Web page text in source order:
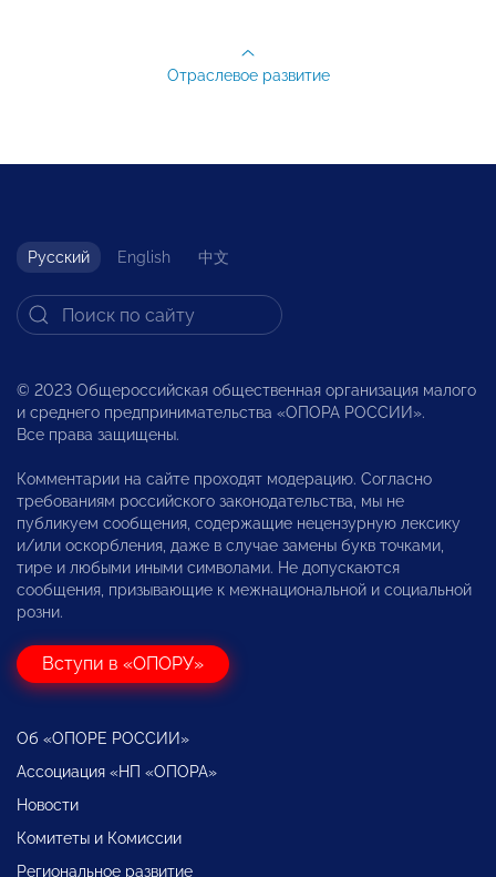
Отраслевое развитие
Русский English 中文
© 2023 Общероссийская общественная организация малого
и среднего предпринимательства «ОПОРА РОССИИ».
Все права защищены.
Комментарии на сайте проходят модерацию. Согласно
требованиям российского законодательства, мы не
публикуем сообщения, содержащие нецензурную лексику
и/или оскорбления, даже в случае замены букв точками,
тире и любыми иными символами. Не допускаются
сообщения, призывающие к межнациональной и социальной
розни.
Вступи в «ОПОРУ»
Об «ОПОРЕ РОССИИ»
Ассоциация «НП «ОПОРА»
Новости
Комитеты и Комиссии
Региональное развитие